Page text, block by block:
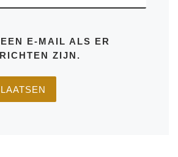
E-MAIL ALS ER
ZIJN.